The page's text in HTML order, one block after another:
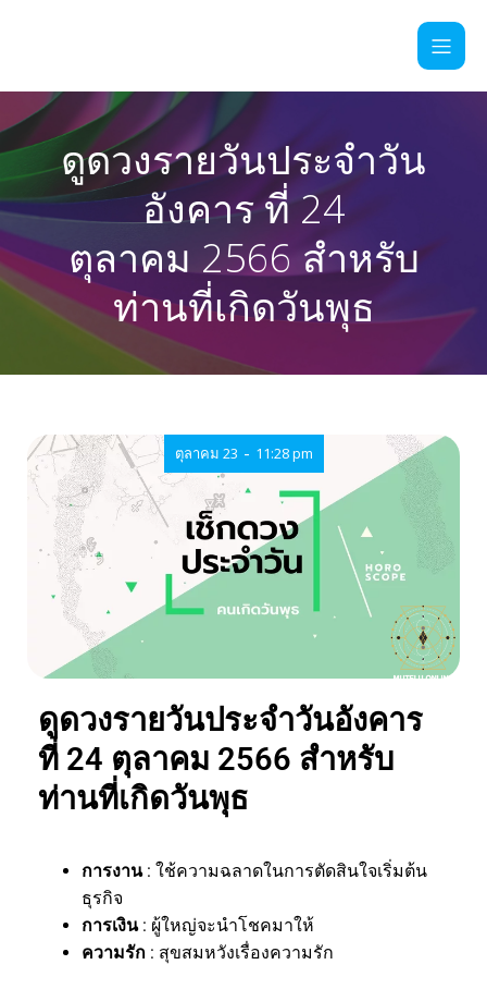
ดูดวงรายวันประจำวัน
อังคาร ที่ 24
ตุลาคม 2566 สำหรับ
ท่านที่เกิดวันพุธ
ตุลาคม 23 - 11:28 pm
ดูดวงรายวันประจำวันอังคาร
ที่ 24 ตุลาคม 2566 สำหรับ
ท่านที่เกิดวันพุธ
การงาน: ใช้ความฉลาดในการตัดสินใจเริ่มต้น
ธุรกิจ
การเงิน: ผู้ใหญ่จะนำโชคมาให้
ความรัก : สุขสมหวังเรื่องความรัก